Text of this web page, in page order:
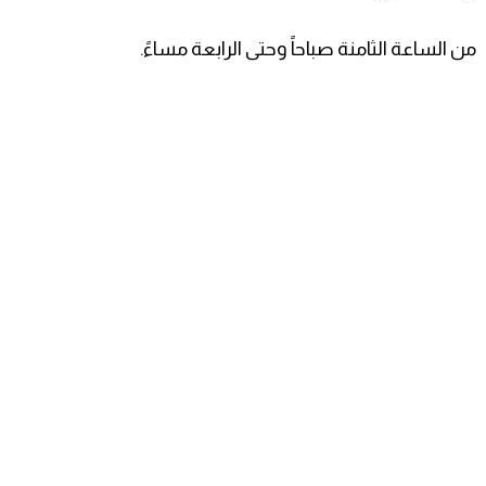
من الساعة الثامنة صباحاً وحتى الرابعة مساءً.